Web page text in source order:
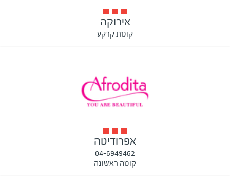
אירוקה
קומת קרקע
אפרודיטה
04-6949462
קומה ראשונה